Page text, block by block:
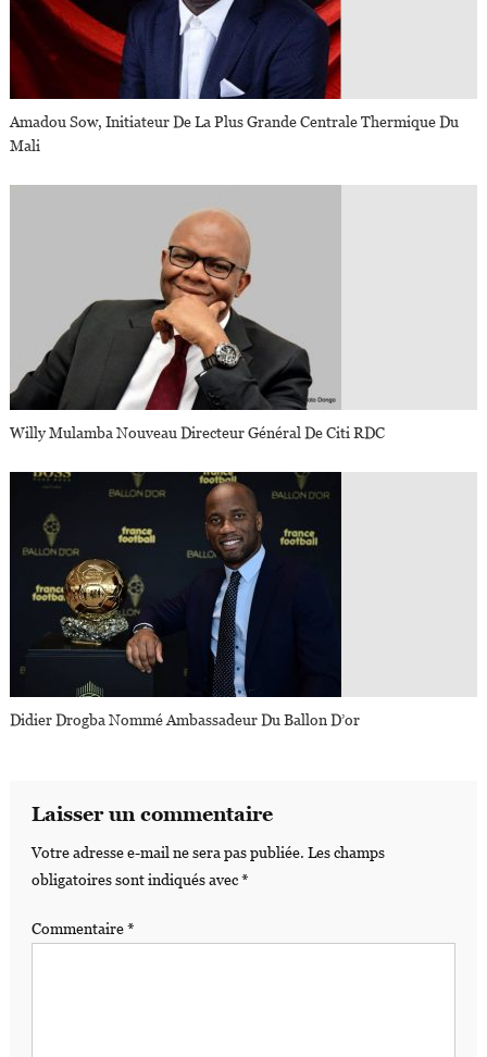
Amadou Sow, Initiateur De La Plus Grande Centrale Thermique Du
Mali
Willy Mulamba Nouveau Directeur Général De Citi RDC
Didier Drogba Nommé Ambassadeur Du Ballon D’or
Laisser un commentaire
Votre adresse e-mail ne sera pas publiée. Les champs
obligatoires sont indiqués avec*
Commentaire*